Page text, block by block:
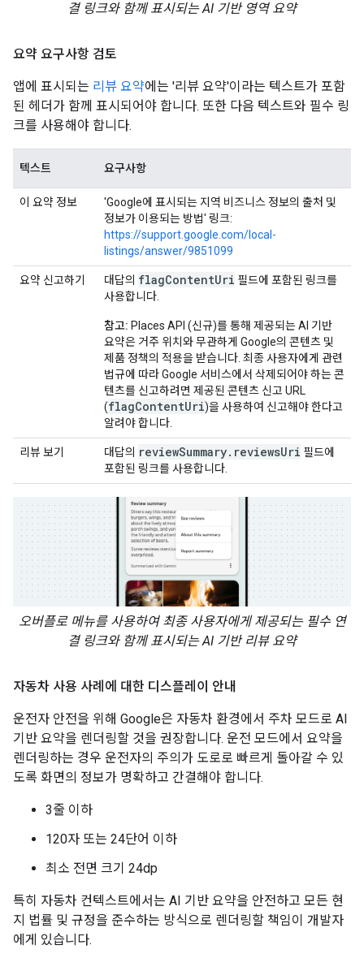
결 링크와 함께 표시되는 AI 기반 영역 요약
요약 요구사항 검토
앱에 표시되는 리뷰 요약에는 '리뷰 요약'이라는 텍스트가 포함
된 헤더가 함께 표시되어야 합니다. 또한 다음 텍스트와 필수 링
크를 사용해야 합니다.
텍스트 요구사항
이 요약 정보
'Google에 표시되는 지역 비즈니스 정보의 출처 및
정보가 이용되는 방법' 링크:
https://support.google.com/local-
listings/answer/9851099
요약 신고하기 대답의 flagContentUri 필드에 포함된 링크를
사용합니다.
참고: Places API (신규)를 통해 제공되는 AI 기반
요약은 거주 위치와 무관하게 Google의 콘텐츠 및
제품 정책의 적용을 받습니다. 최종 사용자에게 관련
법규에 따라 Google 서비스에서 삭제되어야 하는 콘
텐츠를 신고하려면 제공된 콘텐츠 신고 URL
(flagContentUri)을 사용하여 신고해야 한다고
알려야 합니다.
리뷰 보기 대답의 reviewSummary. reviewsUri 필드에
포함된 링크를 사용합니다.
오버플로 메뉴를 사용하여 최종 사용자에게 제공되는 필수 연
결 링크와 함께 표시되는 AI 기반 리뷰 요약
자동차 사용 사례에 대한 디스플레이 안내
운전자 안전을 위해 Google은 자동차 환경에서 주차 모드로 AI
기반 요약을 렌더링할 것을 권장합니다. 운전 모드에서 요약을
렌더링하는 경우 운전자의 주의가 도로로 빠르게 돌아갈 수 있
도록 화면의 정보가 명확하고 간결해야 합니다.
3줄 이하
120자 또는 24단어 이하
최소 전면 크기 24dp
특히 자동차 컨텍스트에서는 AI 기반 요약을 안전하고 모든 현
지 법률 및 규정을 준수하는 방식으로 렌더링할 책임이 개발자
에게 있습니다.